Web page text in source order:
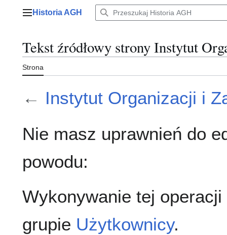
Menu główne
Historia AGH
Tekst źródłowy strony Instytut
Strona
← Instytut Organizacji i
Nie masz uprawnień do
powodu:
Wykonywanie tej
grupie Użytkownicy.